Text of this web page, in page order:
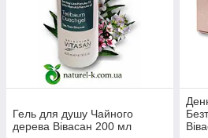
Гель для душу Чайного
дерева Вівасан 200 мл